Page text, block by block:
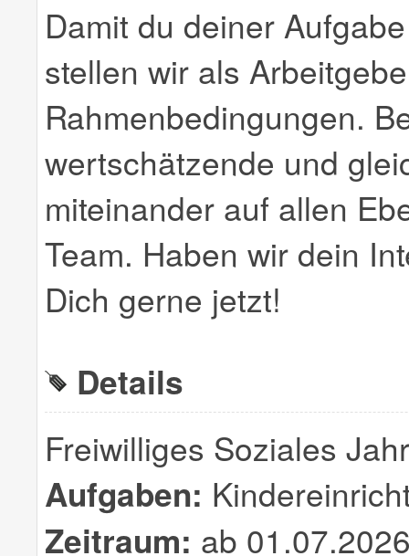
Damit du deiner
stellen wir als
Rahmenbedingungen.
wertschätzende und
miteinander auf allen
Team. Haben wir dein
Dich gerne jetzt!
Details
Freiwilliges Soziales
Aufgaben:
Zeitraum: ab